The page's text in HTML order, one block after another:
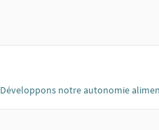
Développons notre autonomie